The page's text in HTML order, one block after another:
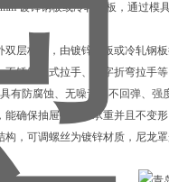
镀锌钢板或冷轧钢板，通过
层构造，由镀锌钢板或冷轧钢
锈钢明式拉手、一字折弯拉手等
有防腐蚀、无噪音、不回弹、强
确保抽屉打开、承重并且不变形
，可调螺丝为镀锌材质，尼龙